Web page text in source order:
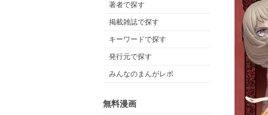
著者で探す
掲載雑誌で探す
キーワードで探す
発行元で探す
みんなのまんがレポ
無料漫画